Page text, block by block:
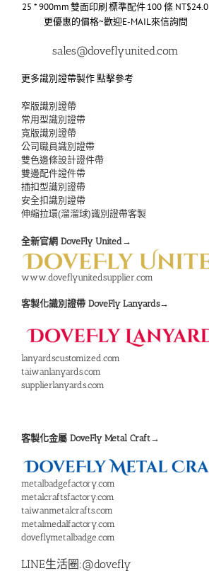
25 * 900mm雙面印刷 標準配件100 條 NT$24.0
更優惠的價格~歡迎E-MAIL來信詢問
sales@doveflyunited.com
更多識別證帶製作 點擊參考
窄版識別證帶
常用型識別證帶
寬版識別證帶
公司職員識別證帶
雙色邊條設計證件帶
雙邊配件證件帶
插扣型識別證帶
安全扣識別證帶
伸縮拉環(溜溜球)識別證帶客製
全新官網 DoveFly United→
www.doveflyunitedsupplier.com
客製化識別證帶 DoveFly Lanyards→
lanyardscustomized.com
taiwanlanyards.com
supplierlanyards.com
客製化金屬 DoveFly Metal Craft→
metalbadgefactory.com
metalcraftsfactory.com
taiwanmetalcrafts.com
metalmedalfactory.com
doveflymetalbadge.com
LINE生活圈:@dovefly